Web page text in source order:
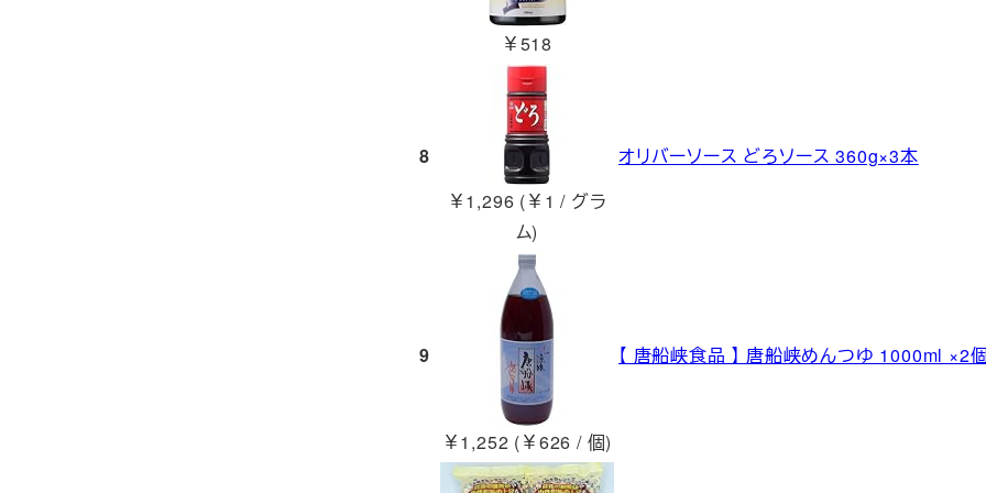
￥518
8
￥1,296 (￥1 / グラ
ム)
オリバーソース どろソース 360g×3本
9
￥1,252 (￥626 / 個)
【 唐船峡食品 】 唐船峡めんつゆ 1000ml ×2